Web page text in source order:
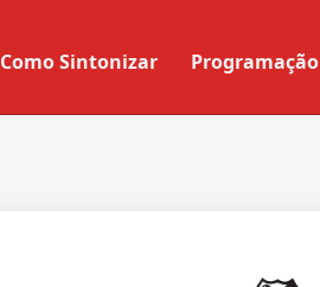
Como Sintonizar Programação